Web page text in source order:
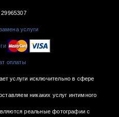
услуги
оплаты
услуги исключительно в сфере
никаких услуг интимного
реальные фотографии с